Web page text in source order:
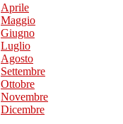
Aprile
Maggio
Giugno
Luglio
Agosto
Settembre
Ottobre
Novembre
Dicembre